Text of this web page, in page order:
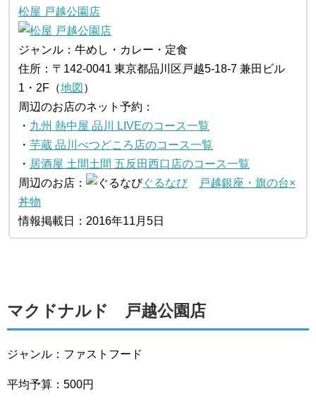
松屋 戸越公園店
ジャンル：牛めし・カレー・定食
住所：〒142-0041 東京都品川区戸越5-18-7 兼田ビル
1・2F（地図 ）
周辺のお店のネット予約：
・ 九州 熱中屋 品川 LIVEのコース一覧
・ 芋蔵 品川べつどころ店のコース一覧
・ 居酒屋 土間土間 五反田西口店のコース一覧
周辺のお店：
ぐるなび
戸越銀座・旗の台×
丼物
情報掲載日：2016年11月5日
マクドナルド 戸越公園店
ジャンル：ファストフード
平均予算：500円